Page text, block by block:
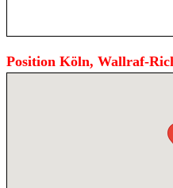
Position Köln, Wallraf-